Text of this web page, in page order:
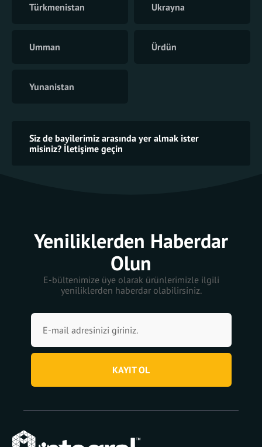
Türkmenistan Ukrayna
Umman Ürdün
Yunanistan
Siz de bayilerimiz arasında yer almak ister
misiniz? İletişime geçin
Yeniliklerden Haberdar
Olun
E-bültenimize üye olarak ürünlerimizle ilgili
yeniliklerden haberdar olabilirsiniz.
KAYIT OL